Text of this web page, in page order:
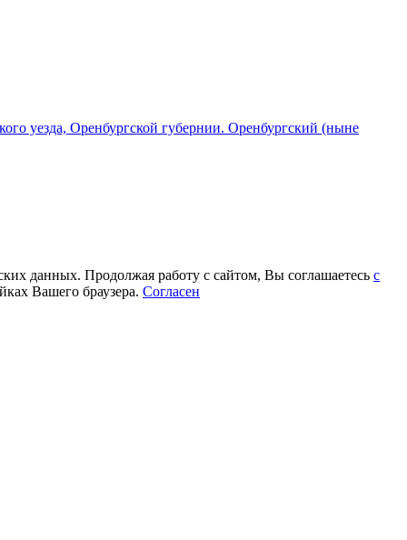
уезда, Оренбургской губернии. Оренбургский (ныне
данных. Продолжая работу с сайтом, Вы соглашаетесь с
Вашего браузера. Согласен